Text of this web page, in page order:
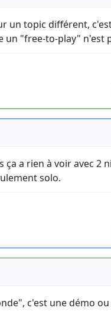
un topic différent,
"free-to-play" n'est
a rien à voir avec 2
solo.
c'est une démo